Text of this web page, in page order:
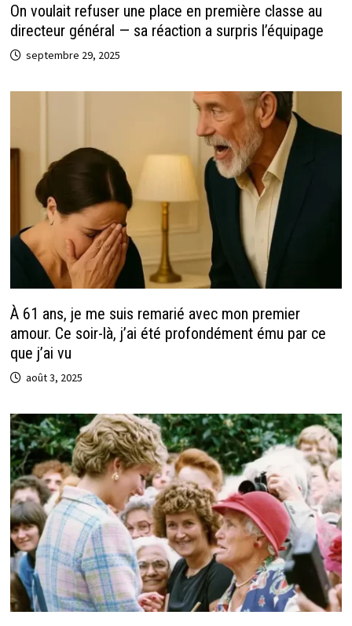
On voulait refuser une place en première classe au
directeur général — sa réaction a surpris l’équipage
septembre 29, 2025
À 61 ans, je me suis remarié avec mon premier
amour. Ce soir-là, j’ai été profondément ému par ce
que j’ai vu
août 3, 2025